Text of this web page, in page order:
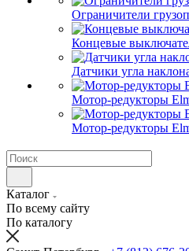
Ограничители
Концевые
Датчики угла
Мотор-редукторы
Мотор-редукторы
Каталог
По всему сайту
По каталогу